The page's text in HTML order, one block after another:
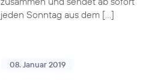
jeden Sonntag aus dem […]
08. Januar 2019